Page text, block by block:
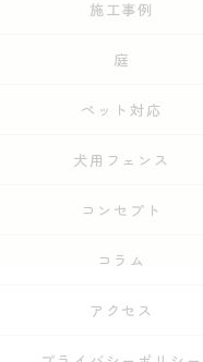
施工事例
庭
ペット対応
犬用フェンス
コンセプト
コラム
アクセス